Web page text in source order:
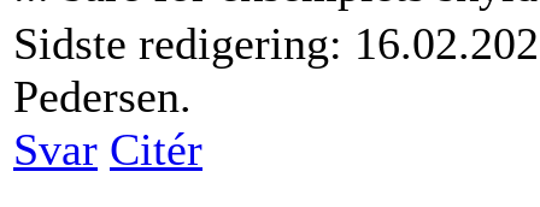
Sidste redigering:
Pedersen.
Svar Citér